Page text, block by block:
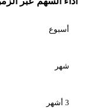
أسبوع
شهر
3 أشهر